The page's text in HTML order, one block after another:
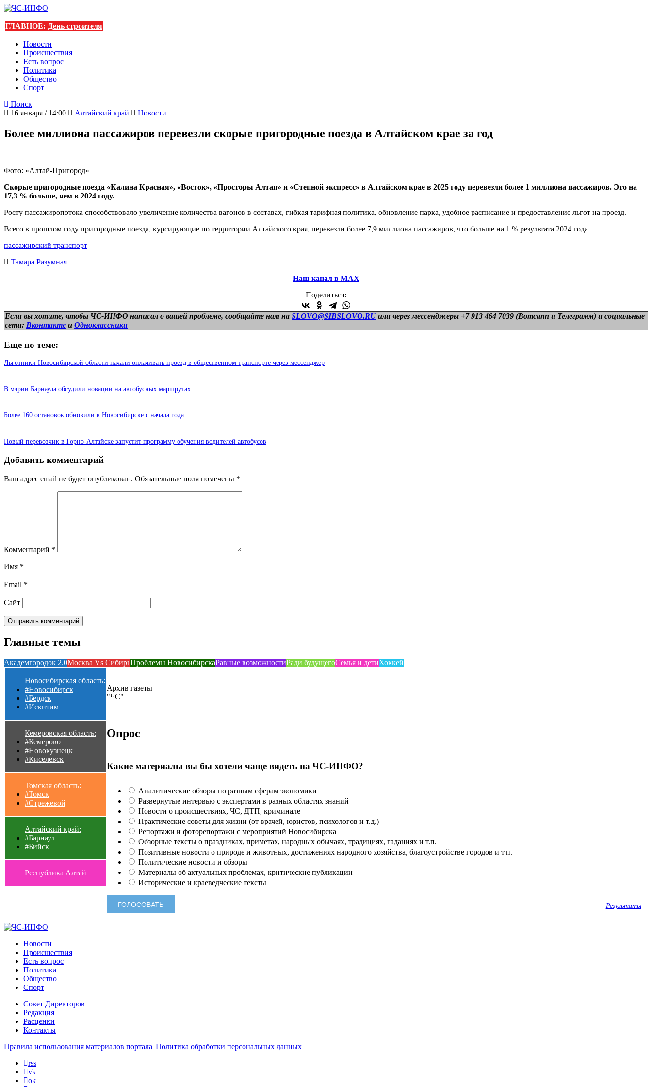
ГЛАВНОЕ: День строителя
Новости
Происшествия
Есть вопрос
Политика
Общество
Спорт
Поиск
16 января / 14:00
Алтайский край Новости
Более миллиона пассажиров перевезли скорые пригородные поезда в Алтайском крае за год
Фото: «Алтай-Пригород»
Скорые пригородные поезда «Калина Красная», «Восток», «Просторы Алтая» и «Степной экспресс» в Алтайском крае в 2025 году перевезли более 1 миллиона пассажиров. Это на
17,3 % больше, чем в 2024 году.
Росту пассажиропотока способствовало увеличение количества вагонов в составах, гибкая тарифная политика, обновление парка, удобное расписание и предоставление льгот на проезд.
Всего в прошлом году пригородные поезда, курсирующие по территории Алтайского края, перевезли более 7,9 миллиона пассажиров, что больше на 1 % результата 2024 года.
пассажирский транспорт
Тамара Разумная
Наш канал в МАХ
Поделиться:
Если вы хотите, чтобы ЧС-ИНФО написал о вашей проблеме, сообщайте нам на SLOVO@SIBSLOVO.RU или через мессенджеры +7 913 464 7039 (Вотсапп и Телеграмм) и социальные
сети: Вконтакте и Одноклассники
Еще по теме:
Льготники Новосибирской области начали оплачивать проезд в общественном транспорте через мессенджер
В мэрии Барнаула обсудили новации на автобусных маршрутах
Более 160 остановок обновили в Новосибирске с начала года
Новый перевозчик в Горно-Алтайске запустит программу обучения водителей автобусов
Добавить комментарий
Ваш адрес email не будет опубликован. Обязательные поля помечены *
Комментарий *
Имя *
Email *
Сайт
Главные темы
Академгородок 2.0Москва Vs СибирьПроблемы НовосибирскаРавные возможностиРади будущегоСемья и детиХоккей
Новосибирская область:
#Новосибирск
#Бердск
#Искитим
Кемеровская область:
#Кемерово
#Новокузнецк
#Киселевск
Томская область:
#Томск
#Стрежевой
Алтайский край:
#Барнаул
#Бийск
Республика Алтай
Архив газеты
"ЧС"
Опрос
Какие материалы вы бы хотели чаще видеть на ЧС-ИНФО?
Аналитические обзоры по разным сферам экономики
Развернутые интервью с экспертами в разных областях знаний
Новости о происшествиях, ЧС, ДТП, криминале
Практические советы для жизни (от врачей, юристов, психологов и т.д.)
Репортажи и фоторепортажи с мероприятий Новосибирска
Обзорные тексты о праздниках, приметах, народных обычаях, традициях, гаданиях и т.п.
Позитивные новости о природе и животных, достижениях народного хозяйства, благоустройстве городов и т.п.
Политические новости и обзоры
Материалы об актуальных проблемах, критические публикации
Исторические и краеведческие тексты
Результаты
Новости
Происшествия
Есть вопрос
Политика
Общество
Спорт
Совет Директоров
Редакция
Расценки
Контакты
Правила использования материалов портала| Политика обработки персональных данных
rss
vk
ok